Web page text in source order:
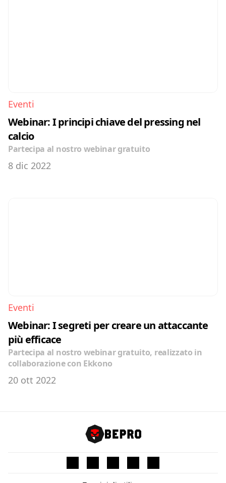
Eventi
Webinar: I principi chiave del pressing nel
calcio
Partecipa al nostro webinar gratuito
8 dic 2022
Eventi
Webinar: I segreti per creare un attaccante
più efficace
Partecipa al nostro webinar gratuito, realizzato in
collaborazione con Ekkono
20 ott 2022